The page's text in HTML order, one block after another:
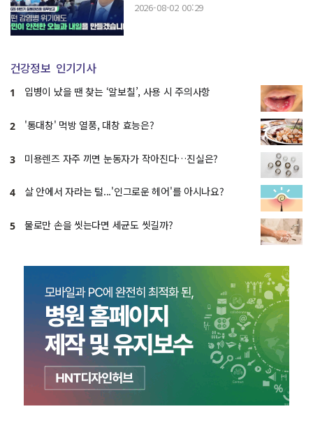
2026-08-02 00:29
건강정보 인기기사
1 입병이 났을 땐 찾는 ‘알보칠’, 사용 시 주의사항
2 '통대창' 먹방 열풍, 대창 효능은?
3 미용렌즈 자주 끼면 눈동자가 작아진다…진실은?
4 살 안에서 자라는 털...'인그로운 헤어'를 아시나요?
5 물로만 손을 씻는다면 세균도 씻길까?